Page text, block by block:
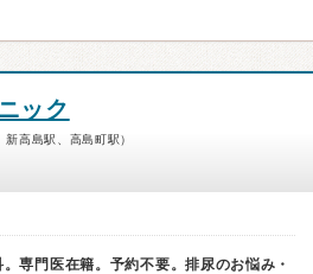
ック
高島駅、高島町駅）
専門医在籍。予約不要。排尿のお悩み・